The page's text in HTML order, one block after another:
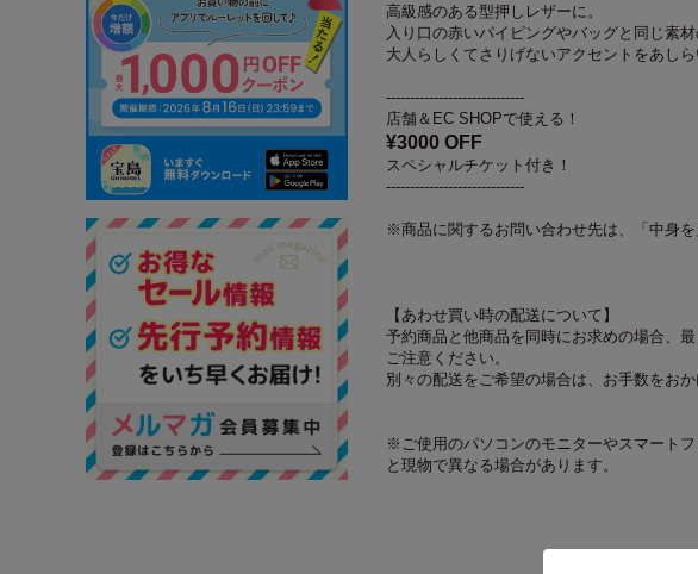
高級感のある型押しレザーに。
入り口の赤いパイピングやバッグと同じ素材
大人らしくてさりげないアクセントをあしら
-----------------------------
店舗＆EC SHOPで使える！
¥3000 OFF
スペシャルチケット付き！
-----------------------------
※商品に関するお問い合わせ先は、「中身
【あわせ買い時の配送について】
予約商品と他商品を同時にお求めの場合、
ご注意ください。
別々の配送をご希望の場合は、お手数をお
※ご使用のパソコンのモニターやスマート
と現物で異なる場合があります。